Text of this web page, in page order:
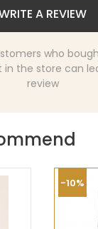
A REVIEW
who
in the store can
review
-10%